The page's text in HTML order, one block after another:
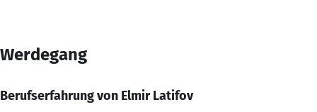
Werdegang
Berufserfahrung von Elmir Latifov